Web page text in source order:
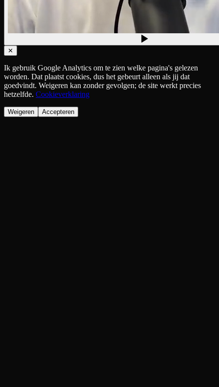
✕
Ik gebruik Google Analytics om te zien welke pagina's gelezen
worden. Dat plaatst cookies, dus het gebeurt alleen als jij dat
goedvindt. Weigeren kan zonder gevolgen; de site werkt precies
hetzelfde. Cookieverklaring
Weigeren Accepteren